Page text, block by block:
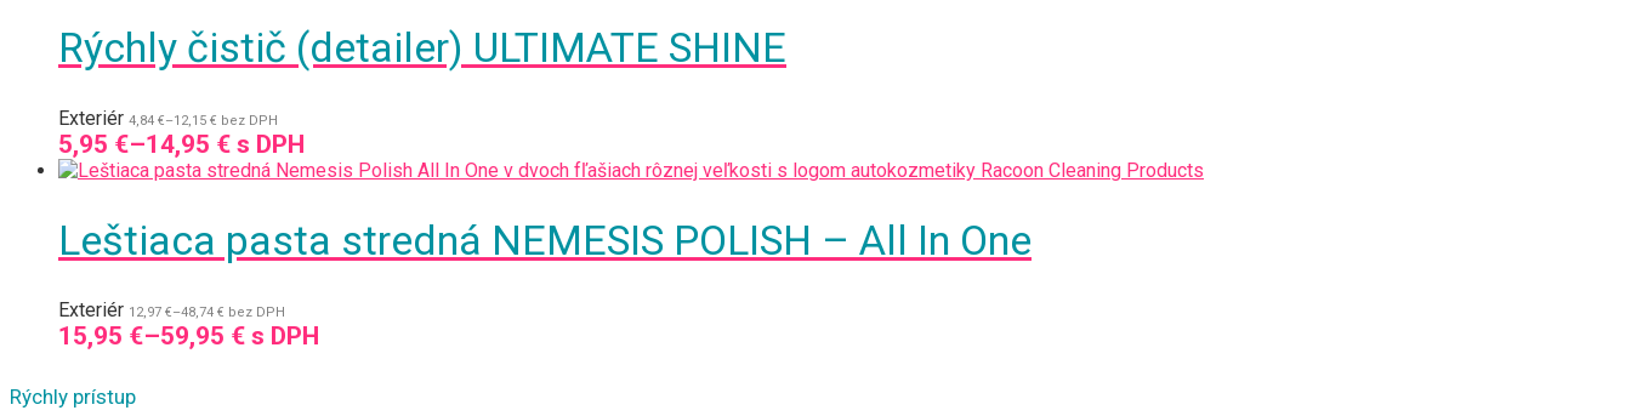
Rýchly čistič (detailer) ULTIMATE SHINE
Exteriér 4,84 €–12,15 € bez DPH
5,95 €–14,95 € s DPH
Leštiaca pasta stredná NEMESIS POLISH – All In One
Exteriér 12,97 €–48,74 € bez DPH
15,95 €–59,95 € s DPH
Rýchly prístup